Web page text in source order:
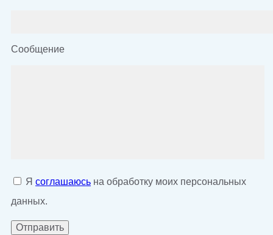
Сообщение
Я соглашаюсь на обработку моих персональных
данных.